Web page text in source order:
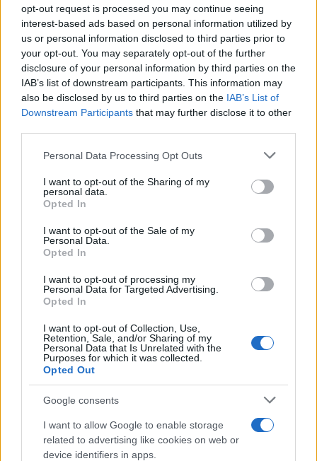
opt-out request is processed you may continue seeing
interest-based ads based on personal information utilized by
us or personal information disclosed to third parties prior to
your opt-out. You may separately opt-out of the further
disclosure of your personal information by third parties on the
IAB’s list of downstream participants. This information may
also be disclosed by us to third parties on the IAB’s List of
Downstream Participants that may further disclose it to other
Please note that this website/app uses one or more Google
not limited to your visit or usage behaviour. You may click to
grant or deny consent to Google and its third-party tags to
use your data for below specified purposes in below Google
consent section.
Personal Data Processing Opt Outs
I want to opt-out of the Sharing of my
personal data.
Opted In
I want to opt-out of the Sale of my
Personal Data.
Opted In
I want to opt-out of processing my
Personal Data for Targeted Advertising.
Opted In
I want to opt-out of Collection, Use,
Retention, Sale, and/or Sharing of my
Personal Data that Is Unrelated with the
Purposes for which it was collected.
Opted Out
Google consents
I want to allow Google to enable storage
related to advertising like cookies on web or
device identifiers in apps.